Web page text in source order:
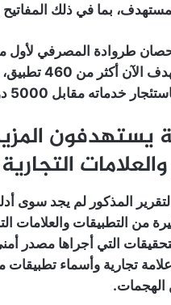
بما في ذلك
طروادة المصرفي لأول
2021 ويستهدف الآن
خدماته مقابل 5000 دولار شهريا.
يستهدفون
التجارية
المذكور لم يجد سوى
من التطبيقات والعلامات
التي أجراها مصدر
يقل عن 27 علامة تجارية وأسماء
الهجمات.